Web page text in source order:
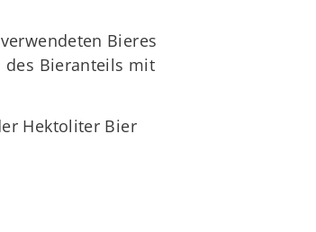
Bieres
des Bieranteils mit
Hektoliter Bier